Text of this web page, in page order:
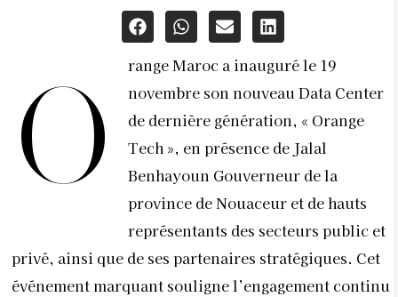
O
range Maroc a inauguré le 19
novembre son nouveau Data Center
de dernière génération, « Orange
Tech », en présence de Jalal
Benhayoun Gouverneur de la
province de Nouaceur et de hauts
représentants des secteurs public et
privé, ainsi que de ses partenaires stratégiques. Cet
événement marquant souligne l’engagement continu